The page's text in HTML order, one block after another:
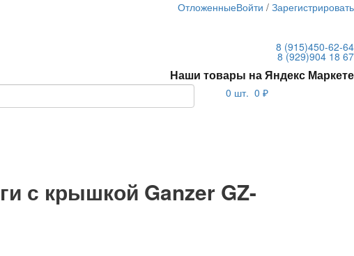
Войти /
Отложенные
8 (915)450-62-64
8 (929)904 18 67
Наши товары на Яндекс Маркете
0 шт. 0 ₽
с крышкой Ganzer GZ-